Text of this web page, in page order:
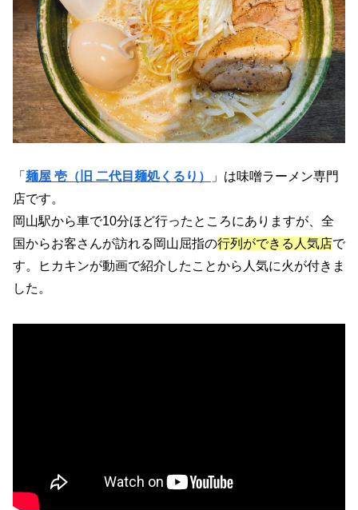
「 麺屋 壱（旧 二代目麺処くるり）
」は味噌ラーメン専門
店です。
岡山駅から車で10分ほど行ったところにありますが、全
国からお客さんが訪れる岡山屈指の行列ができる人気店で
す。ヒカキンが動画で紹介したことから人気に火が付きま
した。